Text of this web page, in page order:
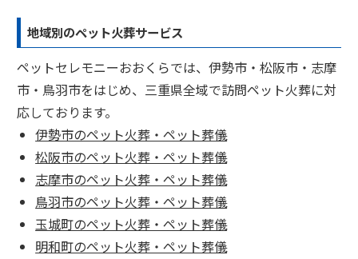
地域別のペット火葬サービス
ペットセレモニーおおくらでは、伊勢市・松阪市・志摩
市・鳥羽市をはじめ、三重県全域で訪問ペット火葬に対
応しております。
伊勢市のペット火葬・ペット葬儀
松阪市のペット火葬・ペット葬儀
志摩市のペット火葬・ペット葬儀
鳥羽市のペット火葬・ペット葬儀
玉城町のペット火葬・ペット葬儀
明和町のペット火葬・ペット葬儀